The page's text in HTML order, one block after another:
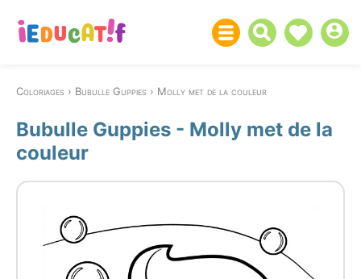
Coloriages Bubulle Guppies Molly met de la couleur
Bubulle Guppies - Molly met de la
couleur